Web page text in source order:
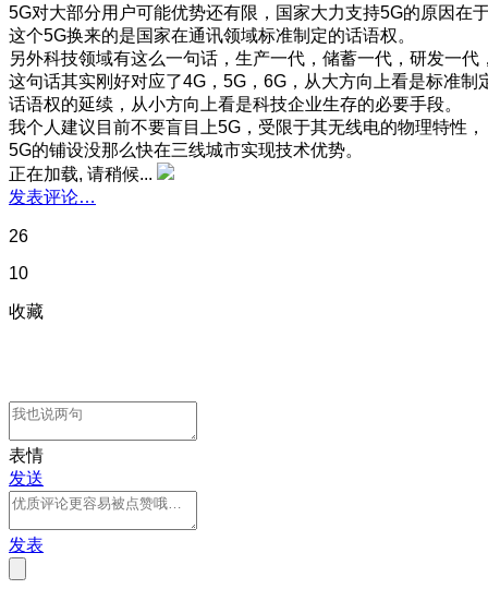
5G对大部分用户可能优势还有限，国家大力支持5G的原因在
这个5G换来的是国家在通讯领域标准制定的话语权。
另外科技领域有这么一句话，生产一代，储蓄一代，研发一代
这句话其实刚好对应了4G，5G，6G，从大方向上看是标准制
话语权的延续，从小方向上看是科技企业生存的必要手段。
我个人建议目前不要盲目上5G，受限于其无线电的物理特性，
5G的铺设没那么快在三线城市实现技术优势。
正在加载, 请稍候...
发表评论…
26
10
收藏
表情
发送
发表